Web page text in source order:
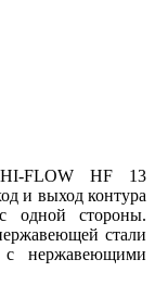
HI-FLOW HF 13
и выход контура
одной стороны.
стали
с нержавеющими